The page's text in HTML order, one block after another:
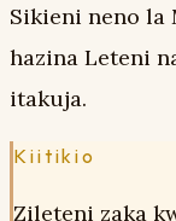
Sikieni neno la
hazina Leteni
itakuja.
Kiitikio
Zileteni zaka